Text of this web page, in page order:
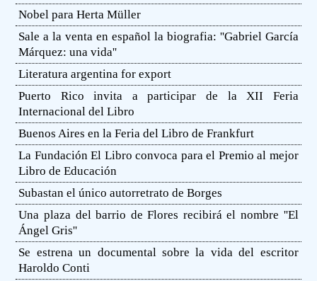
Nobel para Herta Müller
Sale a la venta en español la biografia: ''Gabriel García
Márquez: una vida''
Literatura argentina for export
Puerto Rico invita a participar de la XII Feria
Internacional del Libro
Buenos Aires en la Feria del Libro de Frankfurt
La Fundación El Libro convoca para el Premio al mejor
Libro de Educación
Subastan el único autorretrato de Borges
Una plaza del barrio de Flores recibirá el nombre ''El
Ángel Gris''
Se estrena un documental sobre la vida del escritor
Haroldo Conti